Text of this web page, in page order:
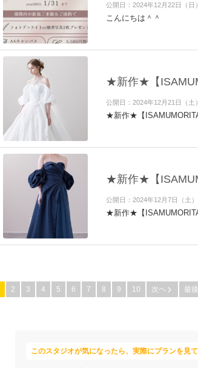
公開日：2024年12月22日（日）
こんにちは＾＾
★新作★【
公開日：2024年12月21日（土）
★新作★【
★新作★【
公開日：2024年12月7日（土）
★新作★【
2 3 4 5 6 7 8 9 10 次ヘ 最
このスタジオが気になったら、実際にプランを見て